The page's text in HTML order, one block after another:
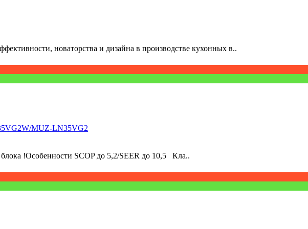
новаторства и дизайна в производстве кухонных в..
MUZ-LN35VG2
!Особенности SCOP до 5,2/SEER до 10,5 Кла..